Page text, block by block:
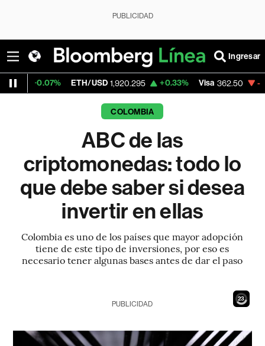
PUBLICIDAD
Ingresar
ETH/USD 1,920.295 +0.33% Visa 362.50 -2.15%
COLOMBIA
ABC de las
criptomonedas: todo lo
que debe saber si desea
invertir en ellas
Colombia es uno de los países que mayor adopción
tiene de este tipo de inversiones, por eso es
necesario tener algunas bases antes de dar el paso
21
PUBLICIDAD